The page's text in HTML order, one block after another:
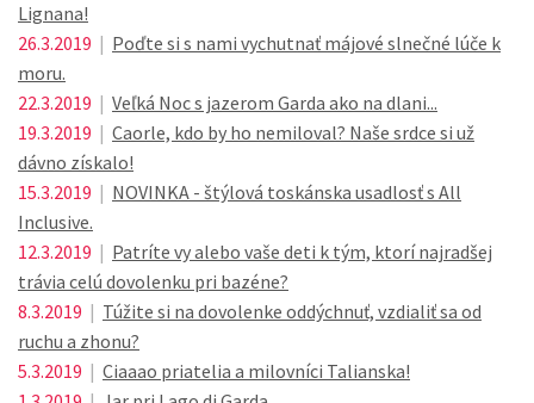
Lignana!
26.3.2019 | Poďte si s nami vychutnať májové slnečné lúče k
moru.
22.3.2019 | Veľká Noc s jazerom Garda ako na dlani...
19.3.2019 | Caorle, kdo by ho nemiloval? Naše srdce si už
dávno získalo!
15.3.2019 | NOVINKA - štýlová toskánska usadlosť s All
Inclusive.
12.3.2019 | Patríte vy alebo vaše deti k tým, ktorí najradšej
trávia celú dovolenku pri bazéne?
8.3.2019 | Túžite si na dovolenke oddýchnuť, vzdialiť sa od
ruchu a zhonu?
5.3.2019 | Ciaaao priatelia a milovníci Talianska!